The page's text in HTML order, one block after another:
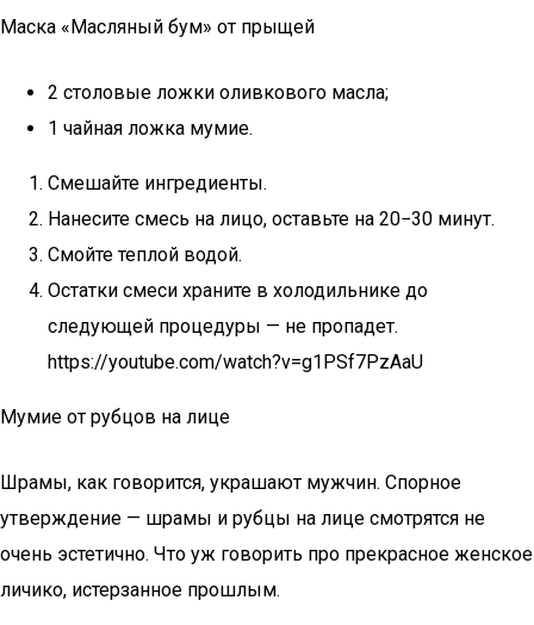
Маска «Масляный бум» от прыщей
2 столовые ложки оливкового масла;
1 чайная ложка мумие.
Смешайте ингредиенты.
Нанесите смесь на лицо, оставьте на 20−30 минут.
Смойте теплой водой.
Остатки смеси храните в холодильнике до
следующей процедуры — не пропадет.
https://youtube.com/watch?v=g1PSf7PzAaU
Мумие от рубцов на лице
Шрамы, как говорится, украшают мужчин. Спорное
утверждение — шрамы и рубцы на лице смотрятся не
очень эстетично. Что уж говорить про прекрасное женское
личико, истерзанное прошлым.